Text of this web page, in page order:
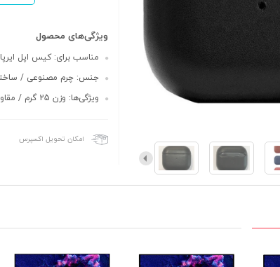
ویژگی‌های محصول
مناسب برای: کیس اپل ایرپاد
جنس: چرم مصنوعی /
ویژگی‌ها: وزن 25 گرم / مقاوم در برابر ضربه - دسترسی آسان به...
امکان تحویل اکسپرس